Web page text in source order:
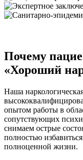
Почему
«Хороший
Наша
опытом работы в
сопутствующих
снимаем острые
полностью
полноценной жизни.